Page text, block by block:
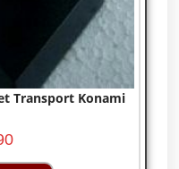
Transport Konami